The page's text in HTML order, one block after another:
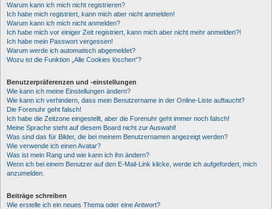
Warum kann ich mich nicht registrieren?
Ich habe mich registriert, kann mich aber nicht anmelden!
Warum kann ich mich nicht anmelden?
Ich habe mich vor einiger Zeit registriert, kann mich aber nicht mehr anmelden?!
Ich habe mein Passwort vergessen!
Warum werde ich automatisch abgemeldet?
Wozu ist die Funktion „Alle Cookies löschen“?
Benutzerpräferenzen und -einstellungen
Wie kann ich meine Einstellungen ändern?
Wie kann ich verhindern, dass mein Benutzername in der Online-Liste auftaucht?
Die Forenuhr geht falsch!
Ich habe die Zeitzone eingestellt, aber die Forenuhr geht immer noch falsch!
Meine Sprache steht auf diesem Board nicht zur Auswahl!
Was sind das für Bilder, die bei meinem Benutzernamen angezeigt werden?
Wie verwende ich einen Avatar?
Was ist mein Rang und wie kann ich ihn ändern?
Wenn ich bei einem Benutzer auf den E-Mail-Link klicke, werde ich aufgefordert, mich
anzumelden.
Beiträge schreiben
Wie erstelle ich ein neues Thema oder eine Antwort?